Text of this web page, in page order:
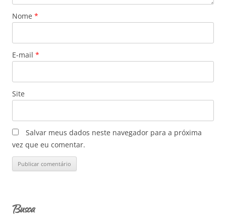
Nome *
E-mail *
Site
Salvar meus dados neste navegador para a próxima
vez que eu comentar.
Busca